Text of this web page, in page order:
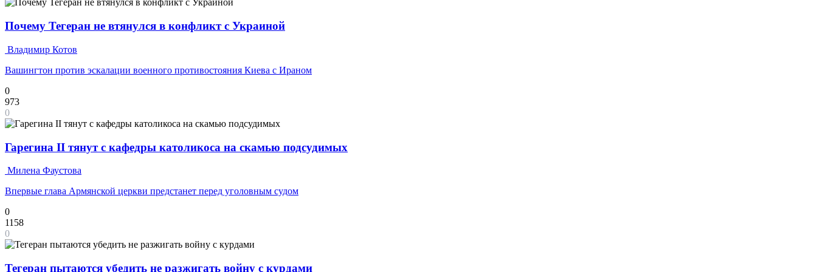
Почему Тегеран не втянулся в конфликт с Украиной
Владимир Котов
Вашингтон против эскалации военного противостояния Киева с Ираном
0
973
0
Гарегина II тянут с кафедры католикоса на скамью подсудимых
Милена Фаустова
Впервые глава Армянской церкви предстанет перед уголовным судом
0
1158
0
Тегеран пытаются убедить не разжигать войну с курдами